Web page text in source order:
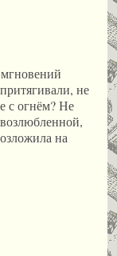
не
с огнём? Не
на